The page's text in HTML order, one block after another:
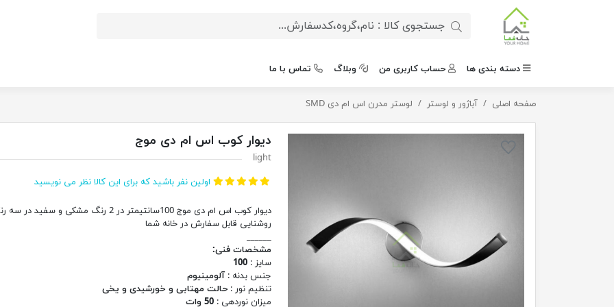
دسته بندی ها حساب کاربری من وبلاگ تماس با ما
صفحه اصلی آباژور و لوستر لوستر مدرن اس ام دی SMD دیوار کوب اس ام دی موج
دیوار کوب اس ام دی موج
light
اولین نفر باشید که برای این کالا نظر می نویسید
دیوار کوب اس ام دی موج 100سانتیمتر در 2 رنگ مشکی و سفید در
روشنایی قابل سفارش در خانه شما
______
مشخصات فنی:
سایز : 100
جنس بدنه :آلومینیوم
تنظیم نور : حالت مهتابی و خورشیدی و یخی
میزان نوردهی : 50 وات